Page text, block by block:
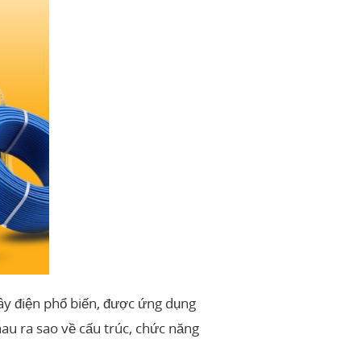
điện phổ biến, được ứng dụng
ra sao về cấu trúc, chức năng